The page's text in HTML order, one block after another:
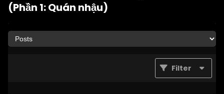
(Phần 1: Quán nhậu)
Filter